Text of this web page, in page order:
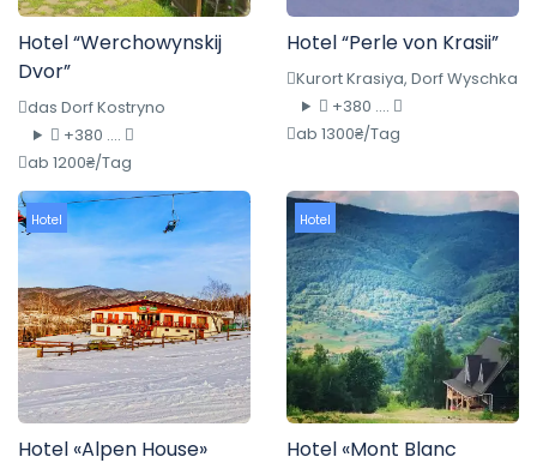
Hotel “Werchowynskij
Dvor”
das Dorf Kostryno
+380 ....
ab 1200₴/Tag
Hotel “Perle von Krasii”
Kurort Krasiya, Dorf Wyschka
+380 ....
ab 1300₴/Tag
Hotel
Hotel «Alpen House»
Hotel
Hotel «Mont Blanc